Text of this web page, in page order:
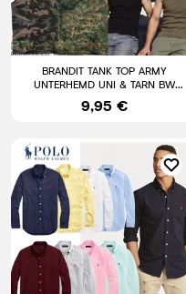
BRANDIT TANK TOP ARMY
UNTERHEMD UNI & TARN BW
ACHSELSHIRT MUSKELSHIRT
SHIRT CAMO
9,95 €